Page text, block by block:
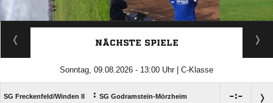
ANZEIGE
NÄCHSTE SPIELE
Sonntag, 09.08.2026 - 13:00 Uhr | C-Klasse
SG Freckenfeld/​Winden II : SG Godramstein-Mörzheim :